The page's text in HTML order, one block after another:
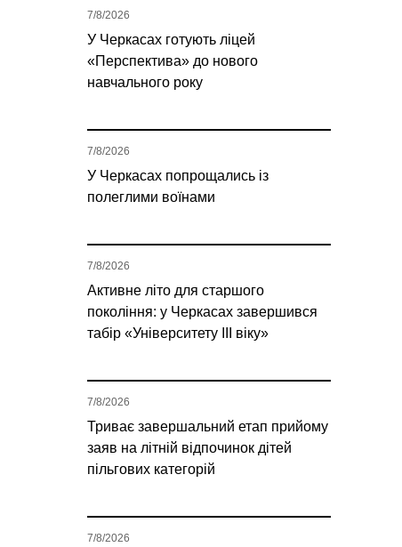
У Черкасах готують ліцей
«Перспектива» до нового
навчального року
7/8/2026
У Черкасах попрощались із
полеглими воїнами
7/8/2026
Активне літо для старшого
покоління: у Черкасах завершився
табір «Університету ІІІ віку»
7/8/2026
Триває завершальний етап прийому
заяв на літній відпочинок дітей
пільгових категорій
7/8/2026
7/8/2026